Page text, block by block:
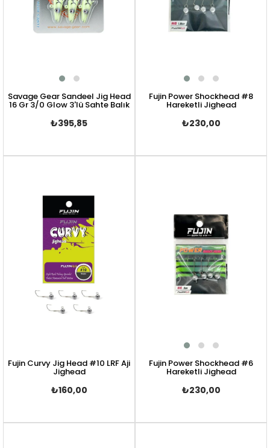
Savage Gear Sandeel Jig Head
16 Gr 3/0 Glow 3'lü Sahte Balık
₺395,85
Fujin Power Shockhead #8
Hareketli Jighead
₺230,00
Fujin Curvy Jig Head #10 LRF Aji
Jighead
₺160,00
Fujin Power Shockhead #6
Hareketli Jighead
₺230,00